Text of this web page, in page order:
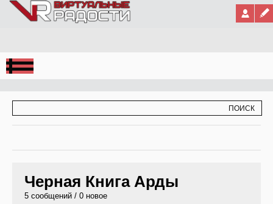
Jump to Navigation
Черная Книга Арды
5 сообщений / 0 новое